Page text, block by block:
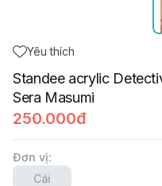
Yêu thích
Standee acrylic
Sera Masumi
250.000đ
Đơn vị:
Cái